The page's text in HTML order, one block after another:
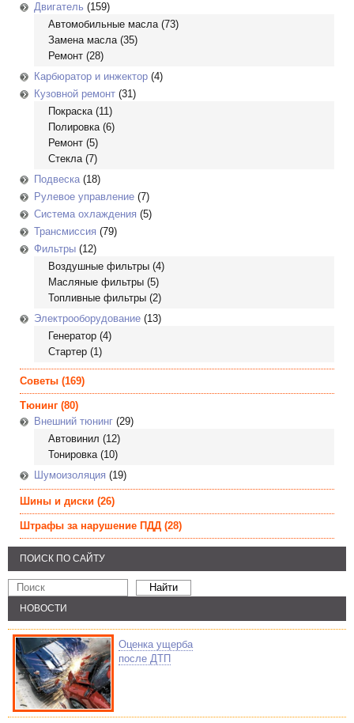
Двигатель (159)
Автомобильные масла(73)
Замена масла(35)
Ремонт (28)
Карбюратор и инжектор (4)
Кузовной ремонт (31)
Покраска(11)
Полировка(6)
Ремонт (5)
Стекла(7)
Подвеска(18)
Рулевое управление (7)
Система охлаждения (5)
Трансмиссия (79)
Фильтры (12)
Воздушные фильтры (4)
Масляные фильтры (5)
Топливные фильтры (2)
Электрооборудование (13)
Генератор (4)
Стартер (1)
Советы (169)
Тюнинг (80)
Внешний тюнинг (29)
Автовинил (12)
Тонировка(10)
Шумоизоляция (19)
Шины и диски (26)
Штрафы за нарушение ПДД (28)
ПОИСК ПО САЙТУ
НОВОСТИ
Оценка ущерба
после ДТП